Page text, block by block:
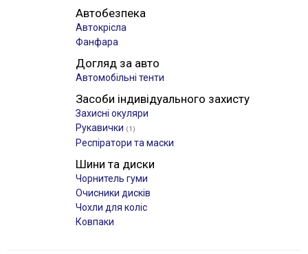
Автобезпека
Автокрісла
Фанфара
Догляд за авто
Автомобільні тенти
Засоби індивідуального захисту
Захисні окуляри
Рукавички (1)
Респіратори та маски
Шини та диски
Чорнитель гуми
Очисники дисків
Чохли для коліс
Ковпаки